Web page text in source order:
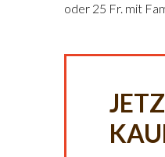
oder 25 Fr. mit